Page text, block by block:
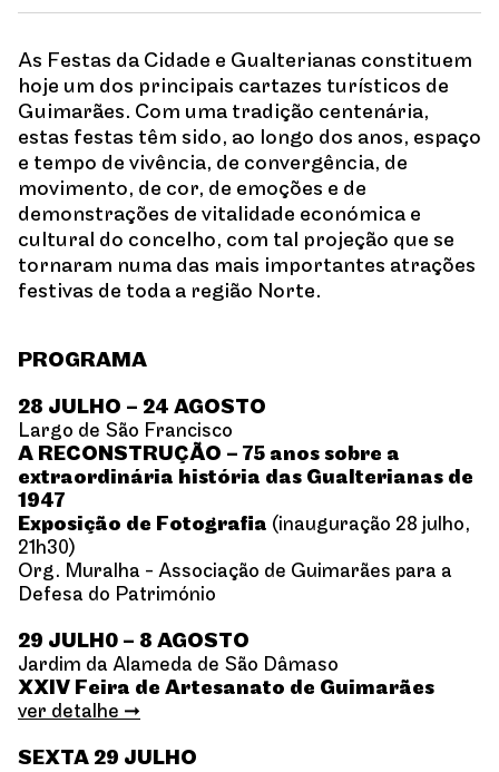
As Festas da Cidade e Gualterianas constituem
hoje um dos principais cartazes turísticos de
Guimarães. Com uma tradição centenária,
estas festas têm sido, ao longo dos anos, espaço
e tempo de vivência, de convergência, de
movimento, de cor, de emoções e de
demonstrações de vitalidade económica e
cultural do concelho, com tal projeção que se
tornaram numa das mais importantes atrações
festivas de toda a região Norte.
PROGRAMA
28 JULHO – 24 AGOSTO
Largo de São Francisco
A RECONSTRUÇÃO – 75 anos sobre a
extraordinária história das Gualterianas de
1947
Exposição de Fotografia (inauguração 28 julho,
21h30)
Org. Muralha - Associação de Guimarães para a
Defesa do Património
29 JULH0 – 8 AGOSTO
Jardim da Alameda de São Dâmaso
XXIV Feira de Artesanato de Guimarães
ver detalhe ➞
SEXTA 29 JULHO